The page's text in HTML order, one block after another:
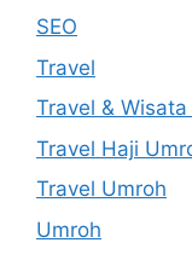
SEO
Travel
Travel & Wisata
Travel Haji
Travel Umroh
Umroh